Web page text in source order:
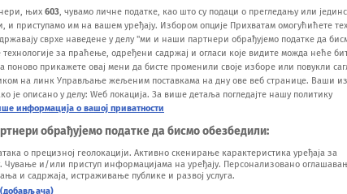
VESTI SHOW SPORT VIDEO NOVA BAZA
њих 603, чувамо личне податке, као што су подаци о прегледању или
и приступамо им на вашем уређају. Избором опције Прихватам омогућићете
сврхе наведене у делу "ми и наши партнери обрађујемо податке да
технологије за праћење, одређени садржај и огласи које видите можда неће
поново прикажете овај мени да бисте променили своје изборе или повукли
на линк Управљање жељеним поставкама на дну ове веб странице. Ваши
је описано у делу: Wеб локација. За више детаља погледајте нашу политику
информација о вашој приватности
обрађујемо податке да бисмо обезбедили:
о прецизној геолокацији. Активно скенирање карактеристика уређаја за
Чување и/или приступ информацијама на уређају. Персонализовано
и садржаја, истраживање публике и развој услуга.